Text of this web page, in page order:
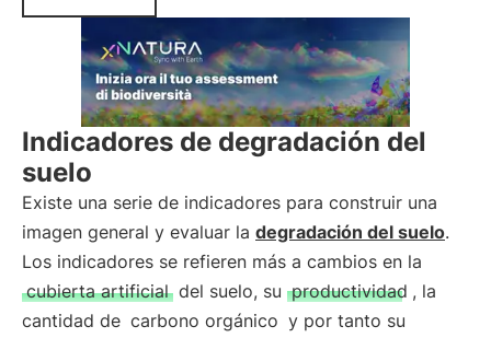
Indicadores de degradación del
suelo
Existe una serie de indicadores para construir una
imagen general y evaluar la degradación del suelo.
Los indicadores se refieren más a cambios en la
cubierta artificial del suelo, su productividad , la
cantidad de carbono orgánico y por tanto su